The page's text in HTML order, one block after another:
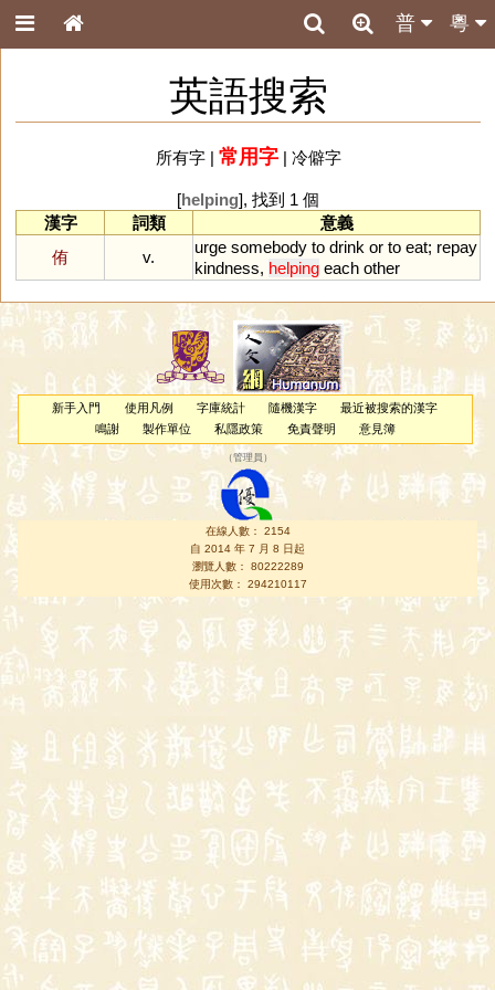
粵
普
英語搜索
所有字| 常用字| 冷僻字
[helping], 找到 1 個
漢字
詞類
意義
侑
v.
urge somebody to drink or to eat; repay
kindness, helping each other
新手入門 使用凡例 字庫統計 隨機漢字
最近被搜索的漢字
鳴謝
製作單位 私隱政策 免責聲明 意見簿
（管理員 ）
在線人數： 2154
自 2014 年 7 月 8 日起
瀏覽人數： 80222289
使用次數： 294210117